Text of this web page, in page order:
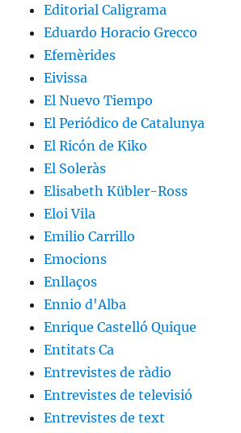
Editorial Caligrama
Eduardo Horacio Grecco
Efemèrides
Eivissa
El Nuevo Tiempo
El Periódico de Catalunya
El Ricón de Kiko
El Soleràs
Elisabeth Kübler-Ross
Eloi Vila
Emilio Carrillo
Emocions
Enllaços
Ennio d'Alba
Enrique Castelló Quique
Entitats Ca
Entrevistes de ràdio
Entrevistes de televisió
Entrevistes de text